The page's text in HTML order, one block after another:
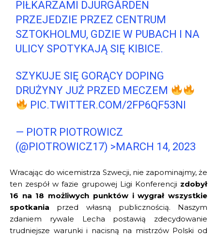
PIŁKARZAMI DJURGÅRDEN
PRZEJEDZIE PRZEZ CENTRUM
SZTOKHOLMU, GDZIE W PUBACH I NA
ULICY SPOTYKAJĄ SIĘ KIBICE.
SZYKUJE SIĘ GORĄCY DOPING
DRUŻYNY JUŻ PRZED MECZEM
PIC.TWITTER.COM/2FP6QF53NI
— PIOTR PIOTROWICZ
(@PIOTROWICZ17) >MARCH 14, 2023
Wracając do wicemistrza Szwecji, nie zapominajmy, że
ten zespół w fazie grupowej Ligi Konferencji zdobył
16 na 18 możliwych punktów i wygrał wszystkie
spotkania przed własną publicznością. Naszym
zdaniem rywale Lecha postawią zdecydowanie
trudniejsze warunki i nacisną na mistrzów Polski od